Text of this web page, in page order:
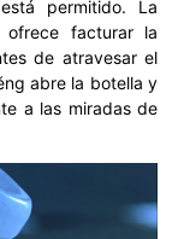
permitido. La
ofrece facturar la
de atravesar el
abre la botella y
a las miradas de